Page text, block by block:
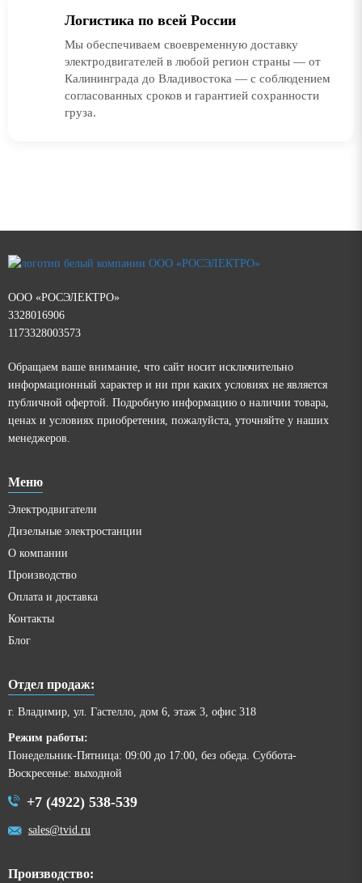
Логистика по всей России
Мы обеспечиваем своевременную доставку
электродвигателей в любой регион страны — от
Калининграда до Владивостока — с соблюдением
согласованных сроков и гарантией сохранности
груза.
ООО «РОСЭЛЕКТРО»
3328016906
1173328003573
Обращаем ваше внимание, что сайт носит исключительно
информационный характер и ни при каких условиях не является
публичной офертой. Подробную информацию о наличии товара,
ценах и условиях приобретения, пожалуйста, уточняйте у наших
менеджеров.
Меню
Электродвигатели
Дизельные электростанции
О компании
Производство
Оплата и доставка
Контакты
Блог
Отдел продаж:
г. Владимир, ул. Гастелло, дом 6, этаж 3, офис 318
Режим работы:
Понедельник-Пятница: 09:00 до 17:00, без обеда. Суббота-
Воскресенье: выходной
+7 (4922) 538-539
sales@tvid.ru
Производство: